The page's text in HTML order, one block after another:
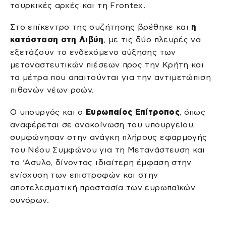
τουρκικές αρχές και τη Frontex.
Στο επίκεντρο της συζήτησης βρέθηκε και η
κατάσταση στη Λιβύη, με τις δύο πλευρές να
εξετάζουν το ενδεχόμενο αύξησης των
μεταναστευτικών πιέσεων προς την Κρήτη και
τα μέτρα που απαιτούνται για την αντιμετώπιση
πιθανών νέων ροών.
Ο υπουργός και ο Ευρωπαίος Επίτροπος, όπως
αναφέρεται σε ανακοίνωση του υπουργείου,
συμφώνησαν στην ανάγκη πλήρους εφαρμογής
του Νέου Συμφώνου για τη Μετανάστευση και
το ‘Ασυλο, δίνοντας ιδιαίτερη έμφαση στην
ενίσχυση των επιστροφών και στην
αποτελεσματική προστασία των ευρωπαϊκών
συνόρων.